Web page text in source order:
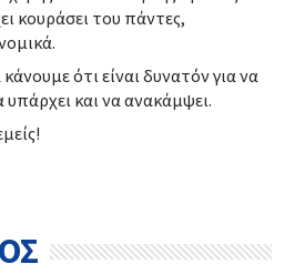
κουράσει του πάντες,
ότι είναι δυνατόν για να
υπάρχει και να ανακάμψει.